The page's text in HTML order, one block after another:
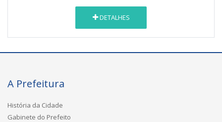
DETALHES
A Prefeitura
História da Cidade
Gabinete do Prefeito